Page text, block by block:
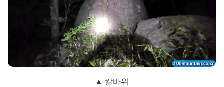
▲ 칼바위